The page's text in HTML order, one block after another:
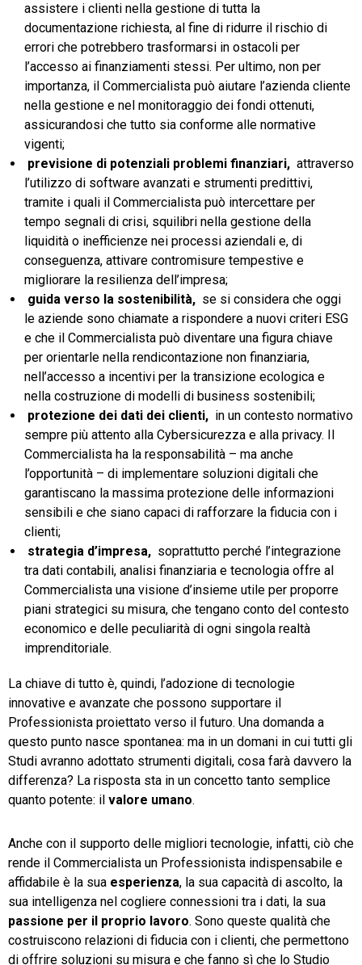
assistere i clienti nella gestione di tutta la
documentazione richiesta, al fine di ridurre il rischio di
errori che potrebbero trasformarsi in ostacoli per
l’accesso ai finanziamenti stessi. Per ultimo, non per
importanza, il Commercialista può aiutare l’azienda cliente
nella gestione e nel monitoraggio dei fondi ottenuti,
assicurandosi che tutto sia conforme alle normative
vigenti;
previsione di potenziali problemi finanziari, attraverso
l’utilizzo di software avanzati e strumenti predittivi,
tramite i quali il Commercialista può intercettare per
tempo segnali di crisi, squilibri nella gestione della
liquidità o inefficienze nei processi aziendali e, di
conseguenza, attivare contromisure tempestive e
migliorare la resilienza dell’impresa;
guida verso la sostenibilità, se si considera che oggi
le aziende sono chiamate a rispondere a nuovi criteri ESG
e che il Commercialista può diventare una figura chiave
per orientarle nella rendicontazione non finanziaria,
nell’accesso a incentivi per la transizione ecologica e
nella costruzione di modelli di business sostenibili;
protezione dei dati dei clienti, in un contesto normativo
sempre più attento alla Cybersicurezza e alla privacy. Il
Commercialista ha la responsabilità – ma anche
l’opportunità – di implementare soluzioni digitali che
garantiscano la massima protezione delle informazioni
sensibili e che siano capaci di rafforzare la fiducia con i
clienti;
strategia d’impresa, soprattutto perché l’integrazione
tra dati contabili, analisi finanziaria e tecnologia offre al
Commercialista una visione d’insieme utile per proporre
piani strategici su misura, che tengano conto del contesto
economico e delle peculiarità di ogni singola realtà
imprenditoriale.
La chiave di tutto è, quindi, l’adozione di tecnologie
innovative e avanzate che possono supportare il
Professionista proiettato verso il futuro. Una domanda a
questo punto nasce spontanea: ma in un domani in cui tutti gli
Studi avranno adottato strumenti digitali, cosa farà davvero la
differenza? La risposta sta in un concetto tanto semplice
quanto potente: il valore umano.
Anche con il supporto delle migliori tecnologie, infatti, ciò che
rende il Commercialista un Professionista indispensabile e
affidabile è la sua esperienza, la sua capacità di ascolto, la
sua intelligenza nel cogliere connessioni tra i dati, la sua
passione per il proprio lavoro. Sono queste qualità che
costruiscono relazioni di fiducia con i clienti, che permettono
di offrire soluzioni su misura e che fanno sì che lo Studio